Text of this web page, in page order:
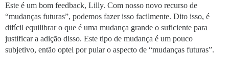
Este é um bom feedback, Lilly. Com nosso novo recurso de
“mudanças futuras”, podemos fazer isso facilmente. Dito isso, é
difícil equilibrar o que é uma mudança grande o suficiente para
justificar a adição disso. Este tipo de mudança é um pouco
subjetivo, então optei por pular o aspecto de “mudanças futuras”.